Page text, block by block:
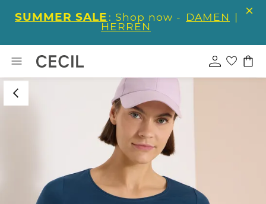
SUMMER SALE : Shop now - DAMEN |
HERREN